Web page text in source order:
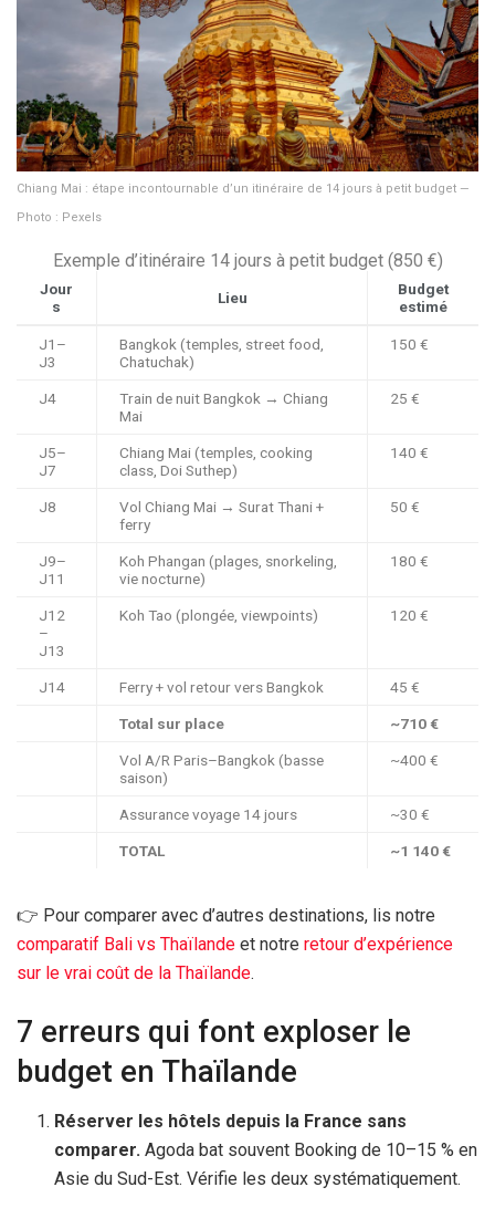
Chiang Mai : étape incontournable d’un itinéraire de 14 jours à petit budget —
Photo : Pexels
Exemple d’itinéraire 14 jours à petit budget (850 €)
Jour
s
Lieu
Budget
estimé
J1–
J3
Bangkok (temples, street food,
Chatuchak)
150 €
J4
Train de nuit Bangkok → Chiang
Mai
25 €
J5–
J7
Chiang Mai (temples, cooking
class, Doi Suthep)
140 €
J8
Vol Chiang Mai → Surat Thani +
ferry
50 €
J9–
J11
Koh Phangan (plages, snorkeling,
vie nocturne)
180 €
J12
–
J13
Koh Tao (plongée, viewpoints) 120 €
J14 Ferry + vol retour vers Bangkok 45 €
Total sur place ~710 €
Vol A/R Paris–Bangkok (basse
saison)
~400 €
Assurance voyage 14 jours ~30 €
TOTAL ~1 140 €
👉 Pour comparer avec d’autres destinations, lis notre
comparatif Bali vs Thaïlande et notre retour d’expérience
sur le vrai coût de la Thaïlande.
7 erreurs qui font exploser le
budget en Thaïlande
Réserver les hôtels depuis la France sans
comparer. Agoda bat souvent Booking de 10–15 % en
Asie du Sud-Est. Vérifie les deux systématiquement.